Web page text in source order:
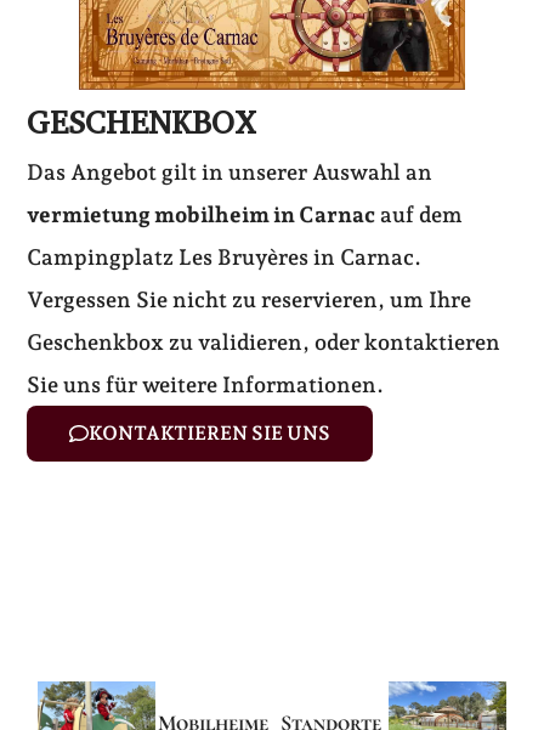
GESCHENKBOX
Das Angebot gilt in unserer Auswahl an
vermietung mobilheim in Carnacauf dem
Campingplatz Les Bruyères in Carnac.
Vergessen Sie nicht zu reservieren, um Ihre
Geschenkbox zu validieren, oder kontaktieren
Sie uns für weitere Informationen.
KONTAKTIEREN SIE UNS
Mobilheime Standorte